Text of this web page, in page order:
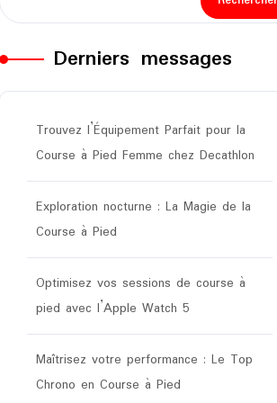
Derniers messages
Trouvez l’Équipement Parfait pour la
Course à Pied Femme chez Decathlon
Exploration nocturne : La Magie de la
Course à Pied
Optimisez vos sessions de course à
pied avec l’Apple Watch 5
Maîtrisez votre performance : Le Top
Chrono en Course à Pied